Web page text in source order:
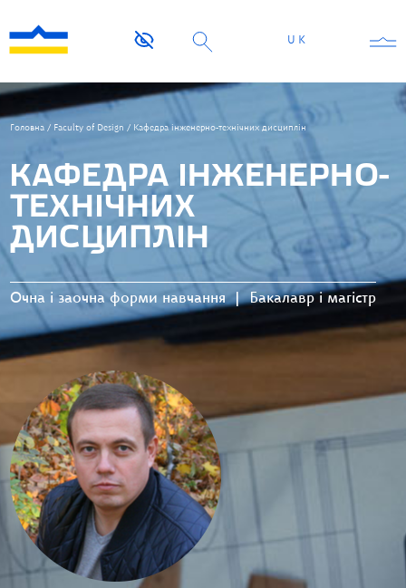
UK
Головна / Faculty of Design / Кафедра інженерно-технічних дисциплін
КАФЕДРА ІНЖЕНЕРНО-
ТЕХНІЧНИХ
ДИСЦИПЛІН
Очна і заочна форми навчання | Бакалавр і магістр